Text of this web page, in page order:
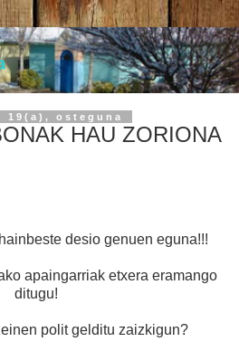
19(a), osteguna
HAU ZORIONA
desio genuen eguna!!!
apaingarriak etxera eramango
ditugu!
polit gelditu zaizkigun?